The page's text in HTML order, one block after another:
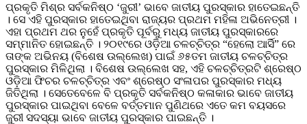
ପ୍ରକୃତି ମିଶ୍ର ସର୍ବକନିଷ୍ଠ ‘ଜୁରୀ’ ଭାବେ ଜାତୀୟ ପୁରସ୍କାର ହାତେଇଛନ୍ତି
। ସେ ଏହି ପୁରସ୍କାର ହାତେଇଥିବା ରାଜ୍ୟର ପ୍ରଥମ ମହିଳା ଅଭିନେତ୍ରୀ ।
ଏହା ପ୍ରଥମ ଥର ନୁହେଁ ପ୍ରକୃତି ପୂର୍ବରୁ ମଧ୍ୟ ଜାତୀୟ ପୁରସ୍କାରରେ
ସମ୍ମାନିତ ହୋଇଛନ୍ତି । ୨୦୧୯ରେ ଓଡ଼ିଆ ଚଳଚ୍ଚିତ୍ର “ହେଲୋ ଆର୍ସି” ରେ
ତାଙ୍କ ଅଭିନୟ (ବିଶେଷ ଉଲ୍ଲେଖ) ପାଇଁ ୬୫ତମ ଜାତୀୟ ଚଳଚ୍ଚିତ୍ର
ପୁରସ୍କାର ମିଳିଥିଲା । ବିଶେଷ ଉଲ୍ଲେଖ ସହ, ଏହି ଚଳଚ୍ଚିତ୍ରଟି ଶ୍ରେଷ୍ଠ
ଓଡ଼ିଆ ଫିଚର ଚଳଚ୍ଚିତ୍ର ଏବଂ ଶ୍ରେଷ୍ଠ ସଂଳାପର ପୁରସ୍କାର ମଧ୍ୟ
ଜିତିଥିଲା । ସେତେବେଳେ ବି ପ୍ରକୃତି ସର୍ବକନିଷ୍ଠ କଳାକାର ଭାବେ ଜାତୀୟ
ପୁରସ୍କାର ପାଇଥିବା ବେଳେ ବର୍ତ୍ତମାନ ପୁଣିଥରେ ଏତେ କମ ବୟସରେ
ଜୁରୀ ସଦସ୍ୟା ଭାବେ ଜାତୀୟ ପୁରସ୍କାର ପାଇଛନ୍ତି ।